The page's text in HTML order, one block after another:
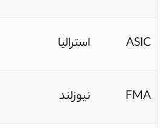
ASIC استرالیا
FMA نیوزلند